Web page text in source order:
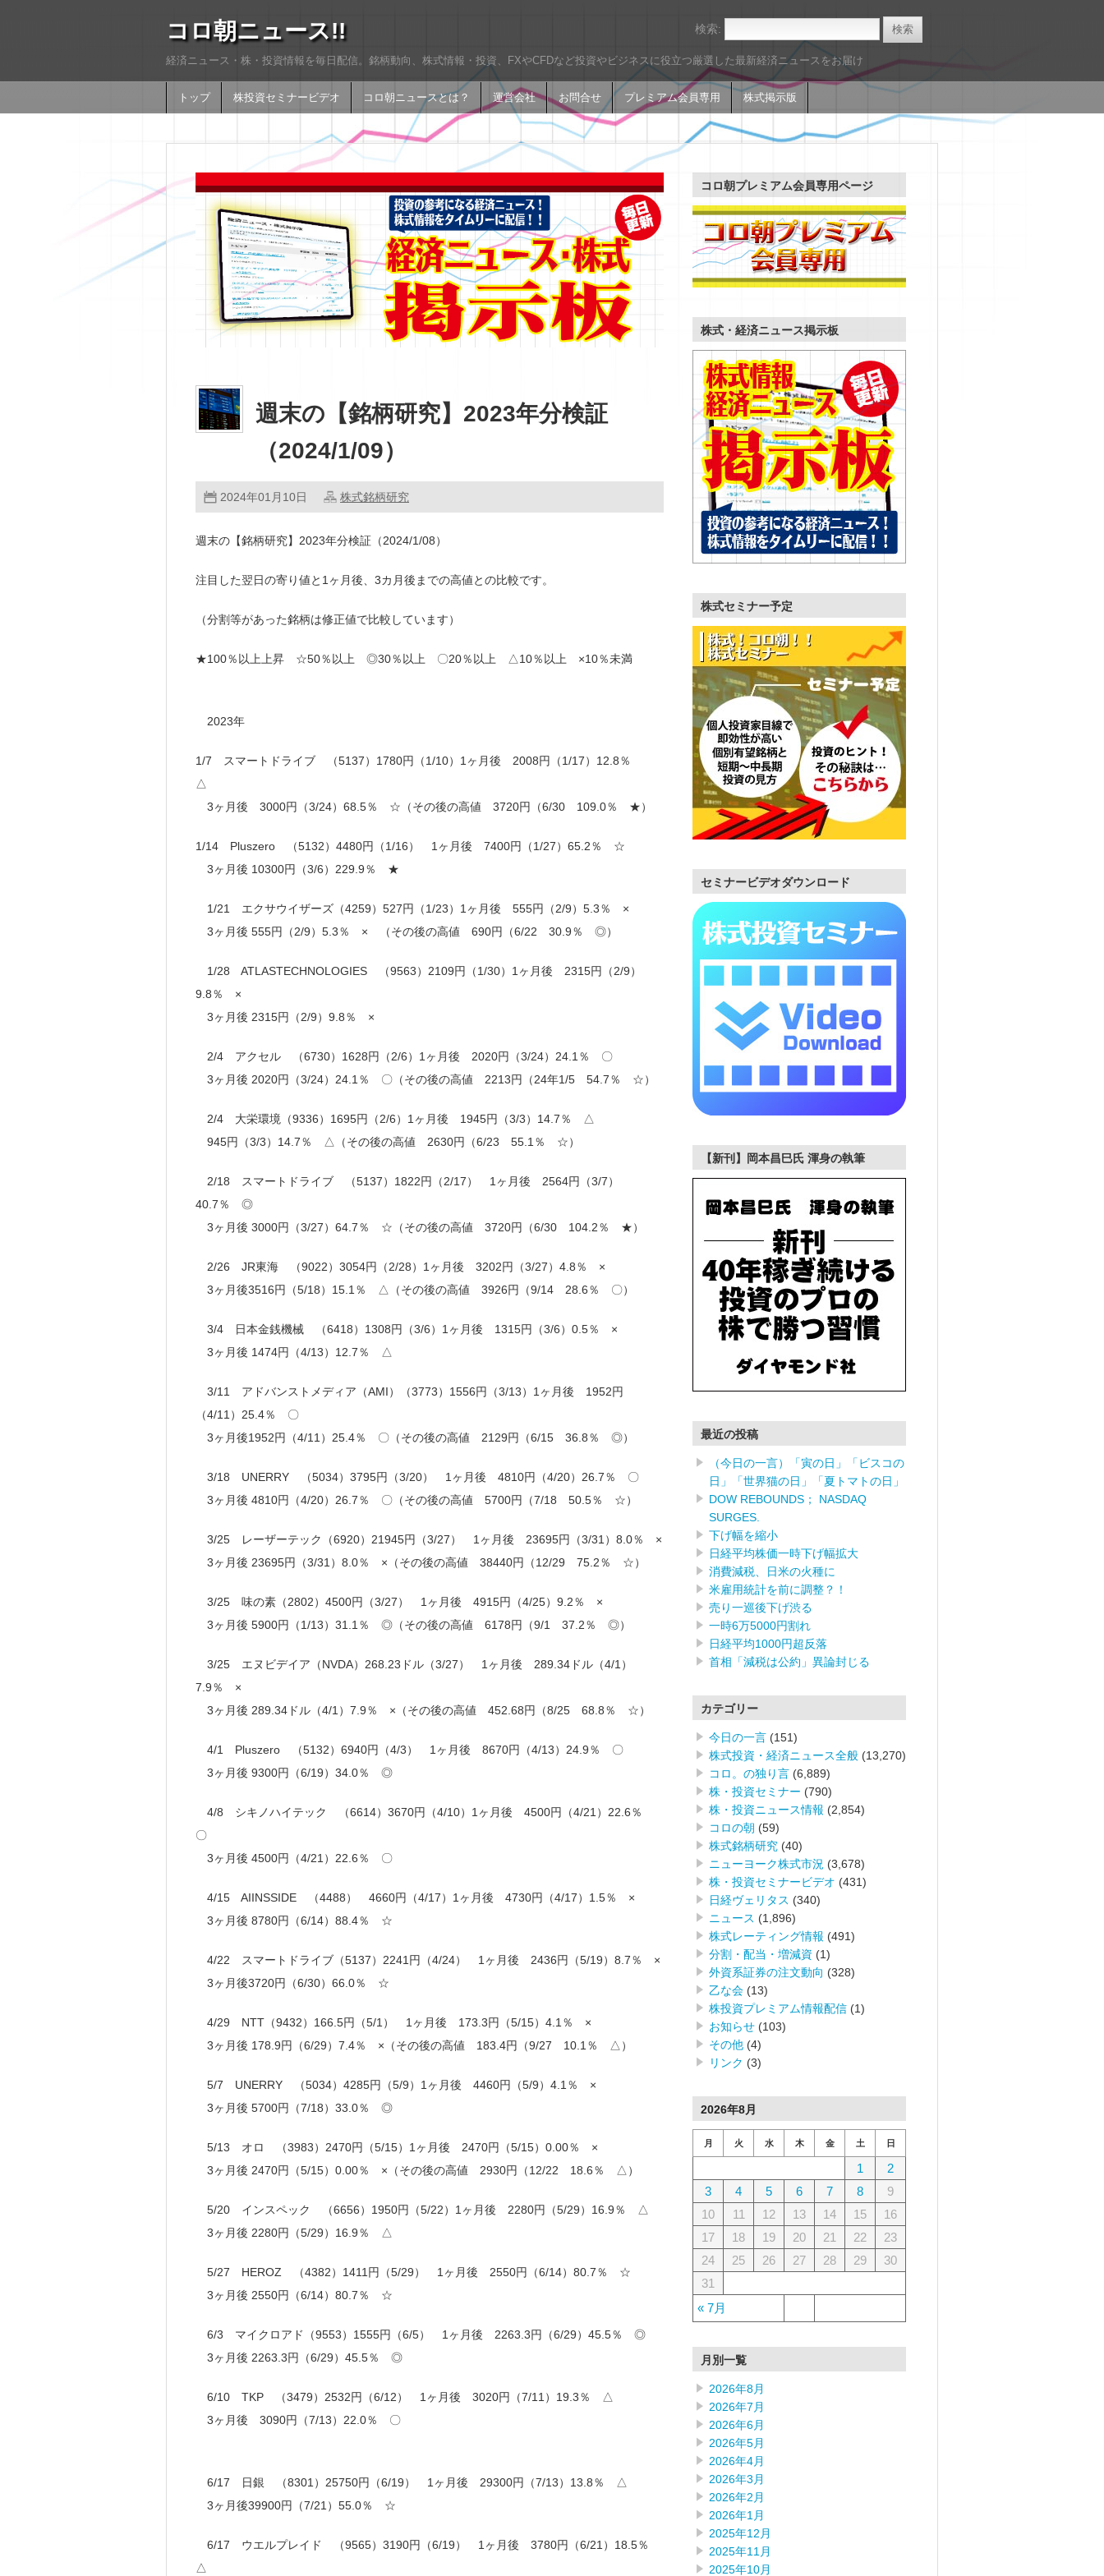
コロ朝ニュース!!
経済ニュース・株・投資情報を毎日配信。銘柄動向、株式情報・投資、FXやCFDなど投資やビジネスに役立つ厳選した最新経済ニュースをお届け
トップ 株投資セミナービデオ コロ朝ニュースとは？ 運営会社 お問合せ プレミアム会員専用 株式掲示版
検索:
週末の【銘柄研究】2023年分検証
（2024/1/09）
2024年01月10日 株式銘柄研究
週末の【銘柄研究】2023年分検証（2024/1/08）
注目した翌日の寄り値と1ヶ月後、3カ月後までの高値との比較です。
（分割等があった銘柄は修正値で比較しています）
★100％以上上昇 ☆50％以上 ◎30％以上 〇20％以上 △10％以上 ×10％未満
2023年
1/7 スマートドライブ （5137）1780円（1/10）1ヶ月後 2008円（1/17）12.8％
△
3ヶ月後 3000円（3/24）68.5％ ☆（その後の高値 3720円（6/30 109.0％ ★）
1/14 Pluszero （5132）4480円（1/16） 1ヶ月後 7400円（1/27）65.2％ ☆
3ヶ月後 10300円（3/6）229.9％ ★
1/21 エクサウイザーズ（4259）527円（1/23）1ヶ月後 555円（2/9）5.3％ ×
3ヶ月後 555円（2/9）5.3％ × （その後の高値 690円（6/22 30.9％ ◎）
1/28 ATLASTECHNOLOGIES （9563）2109円（1/30）1ヶ月後 2315円（2/9）
9.8％ ×
3ヶ月後 2315円（2/9）9.8％ ×
2/4 アクセル （6730）1628円（2/6）1ヶ月後 2020円（3/24）24.1％ 〇
3ヶ月後 2020円（3/24）24.1％ 〇（その後の高値 2213円（24年1/5 54.7％ ☆）
2/4 大栄環境（9336）1695円（2/6）1ヶ月後 1945円（3/3）14.7％ △
945円（3/3）14.7％ △（その後の高値 2630円（6/23 55.1％ ☆）
2/18 スマートドライブ （5137）1822円（2/17） 1ヶ月後 2564円（3/7）
40.7％ ◎
3ヶ月後 3000円（3/27）64.7％ ☆（その後の高値 3720円（6/30 104.2％ ★）
2/26 JR東海 （9022）3054円（2/28）1ヶ月後 3202円（3/27）4.8％ ×
3ヶ月後3516円（5/18）15.1％ △（その後の高値 3926円（9/14 28.6％ 〇）
3/4 日本金銭機械 （6418）1308円（3/6）1ヶ月後 1315円（3/6）0.5％ ×
3ヶ月後 1474円（4/13）12.7％ △
3/11 アドバンストメディア（AMI）（3773）1556円（3/13）1ヶ月後 1952円
（4/11）25.4％ 〇
3ヶ月後1952円（4/11）25.4％ 〇（その後の高値 2129円（6/15 36.8％ ◎）
3/18 UNERRY （5034）3795円（3/20） 1ヶ月後 4810円（4/20）26.7％ 〇
3ヶ月後 4810円（4/20）26.7％ 〇（その後の高値 5700円（7/18 50.5％ ☆）
3/25 レーザーテック（6920）21945円（3/27） 1ヶ月後 23695円（3/31）8.0％ ×
3ヶ月後 23695円（3/31）8.0％ ×（その後の高値 38440円（12/29 75.2％ ☆）
3/25 味の素（2802）4500円（3/27） 1ヶ月後 4915円（4/25）9.2％ ×
3ヶ月後 5900円（1/13）31.1％ ◎（その後の高値 6178円（9/1 37.2％ ◎）
3/25 エヌビデイア（NVDA）268.23ドル（3/27） 1ヶ月後 289.34ドル（4/1）
7.9％ ×
3ヶ月後 289.34ドル（4/1）7.9％ ×（その後の高値 452.68円（8/25 68.8％ ☆）
4/1 Pluszero （5132）6940円（4/3） 1ヶ月後 8670円（4/13）24.9％ 〇
3ヶ月後 9300円（6/19）34.0％ ◎
4/8 シキノハイテック （6614）3670円（4/10）1ヶ月後 4500円（4/21）22.6％
〇
3ヶ月後 4500円（4/21）22.6％ 〇
4/15 AIINSSIDE （4488） 4660円（4/17）1ヶ月後 4730円（4/17）1.5％ ×
3ヶ月後 8780円（6/14）88.4％ ☆
4/22 スマートドライブ（5137）2241円（4/24） 1ヶ月後 2436円（5/19）8.7％ ×
3ヶ月後3720円（6/30）66.0％ ☆
4/29 NTT（9432）166.5円（5/1） 1ヶ月後 173.3円（5/15）4.1％ ×
3ヶ月後 178.9円（6/29）7.4％ ×（その後の高値 183.4円（9/27 10.1％ △）
5/7 UNERRY （5034）4285円（5/9）1ヶ月後 4460円（5/9）4.1％ ×
3ヶ月後 5700円（7/18）33.0％ ◎
5/13 オロ （3983）2470円（5/15）1ヶ月後 2470円（5/15）0.00％ ×
3ヶ月後 2470円（5/15）0.00％ ×（その後の高値 2930円（12/22 18.6％ △）
5/20 インスペック （6656）1950円（5/22）1ヶ月後 2280円（5/29）16.9％ △
3ヶ月後 2280円（5/29）16.9％ △
5/27 HEROZ （4382）1411円（5/29） 1ヶ月後 2550円（6/14）80.7％ ☆
3ヶ月後 2550円（6/14）80.7％ ☆
6/3 マイクロアド（9553）1555円（6/5） 1ヶ月後 2263.3円（6/29）45.5％ ◎
3ヶ月後 2263.3円（6/29）45.5％ ◎
6/10 TKP （3479）2532円（6/12） 1ヶ月後 3020円（7/11）19.3％ △
3ヶ月後 3090円（7/13）22.0％ 〇
6/17 日銀 （8301）25750円（6/19） 1ヶ月後 29300円（7/13）13.8％ △
3ヶ月後39900円（7/21）55.0％ ☆
6/17 ウエルプレイド （9565）3190円（6/19） 1ヶ月後 3780円（6/21）18.5％
△
コロ朝プレミアム会員専用ページ
株式・経済ニュース掲示板
株式セミナー予定
セミナービデオダウンロード
【新刊】岡本昌巳氏 渾身の執筆
最近の投稿
（今日の一言）「寅の日」「ビスコの
日」「世界猫の日」「夏トマトの日」
DOW REBOUNDS； NASDAQ
SURGES.
下げ幅を縮小
日経平均株価一時下げ幅拡大
消費減税、日米の火種に
米雇用統計を前に調整？！
売り一巡後下げ渋る
一時6万5000円割れ
日経平均1000円超反落
首相「減税は公約」異論封じる
カテゴリー
今日の一言 (151)
株式投資・経済ニュース全般 (13,270)
コロ。の独り言 (6,889)
株・投資セミナー (790)
株・投資ニュース情報 (2,854)
コロの朝 (59)
株式銘柄研究 (40)
ニューヨーク株式市況 (3,678)
株・投資セミナービデオ (431)
日経ヴェリタス (340)
ニュース (1,896)
株式レーティング情報 (491)
分割・配当・増減資 (1)
外資系証券の注文動向 (328)
乙な会 (13)
株投資プレミアム情報配信 (1)
お知らせ (103)
その他 (4)
リンク (3)
2026年8月
月 火 水 木 金 土 日
« 7月
1
2
3
4 5 6 7 8
9
10
11 12 13 14 15
16
17
18 19 20 21 22
23
24
25 26 27 28 29
30
31
月別一覧
2026年8月
2026年7月
2026年6月
2026年5月
2026年4月
2026年3月
2026年2月
2026年1月
2025年12月
2025年11月
2025年10月